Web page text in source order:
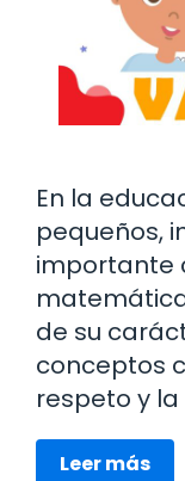
En la
pequeños,
importante
de su
conceptos
respeto y
Leer más